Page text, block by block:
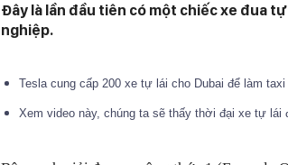
Đây là lần đầu tiên có một chiếc xe đua
nghiệp.
Tesla cung cấp 200 xe tự lái cho Dubai để làm taxi
Xem video này, chúng ta sẽ thấy thời đại xe tự lái